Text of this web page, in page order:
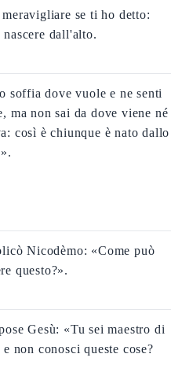
se ti ho detto:
nascere dall'alto.
soffia dove vuole e ne senti
ma non sai da dove viene né
così è chiunque è nato dallo
Nicodèmo: «Come può
questo?».
Gesù: «Tu sei maestro di
e non conosci queste cose?